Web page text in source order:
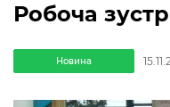
Робоча
Новина